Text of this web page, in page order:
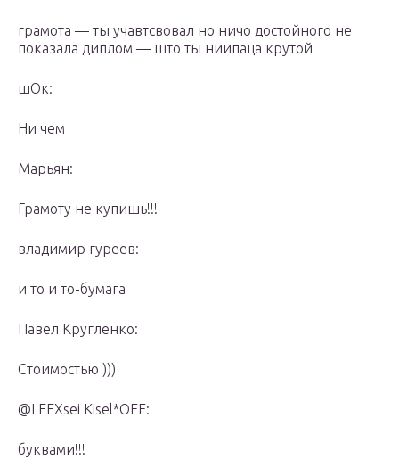
грамота — ты учавтсвовал но ничо достойного не
показала диплом — што ты ниипаца крутой
шОк:
Ни чем
Марьян:
Грамоту не купишь!!!
владимир гуреев:
и то и то-бумага
Павел Кругленко:
Стоимостью )))
@LEEXsei Kisel*OFF:
буквами!!!